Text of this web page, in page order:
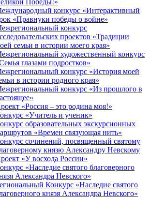
Победы!»
конкурс «Интерактивный
«Правнуки победы о войне»
конкурс
проектов «Традиции
семьи в истории моего края»
художественный конкурс
глазами подростков»
конкурс «История моей
в истории родного края»
конкурс «Из прошлого в
«Россия – это родина моя!»
«Учитель и ученик»
образовательных экскурсионных
«Времен связующая нить»
сочинений, посвященный святому
князю Александру Невскому
«У восхода России»
«Наследие святого благоверного
Александра Невского»
Конкурс «Наследие святого
князя Александра Невского»